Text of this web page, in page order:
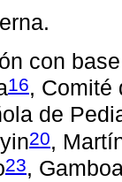
con
16, Comité
de
20,
23,